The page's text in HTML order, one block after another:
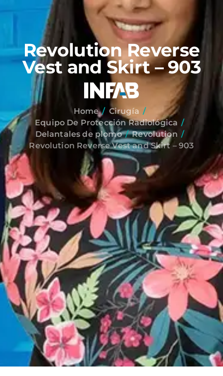
Revolution Reverse
Vest and Skirt – 903
Home
Cirugía
Equipo De Protección Radiológica
Delantales de plomo
Revolution
Revolution Reverse Vest and Skirt – 903